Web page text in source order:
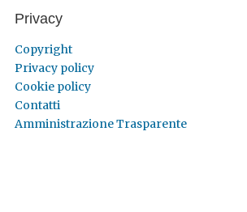
Privacy
Copyright
Privacy policy
Cookie policy
Contatti
Amministrazione Trasparente